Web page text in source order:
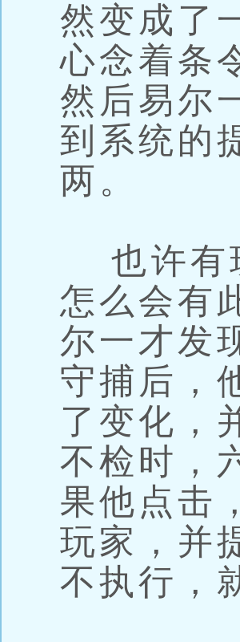
然变成了
心念着条
然后易尔
到系统的
两。
也许有
怎么会有
尔一才发
守捕后，
了变化，
不检时，
果他点击
玩家，并
不执行，